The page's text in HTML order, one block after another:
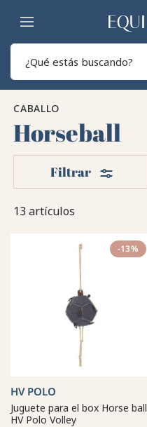
Hogar
CABALLO
Horseball
13 artículos
Filtrar Filtros
-13%
HV POLO
Juguete para el box Horse ball
HV Polo Volley